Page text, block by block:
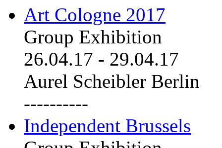
Art Cologne 2017
Group Exhibition
26.04.17 - 29.04.17
Aurel Scheibler Berlin
----------
Independent Brussels